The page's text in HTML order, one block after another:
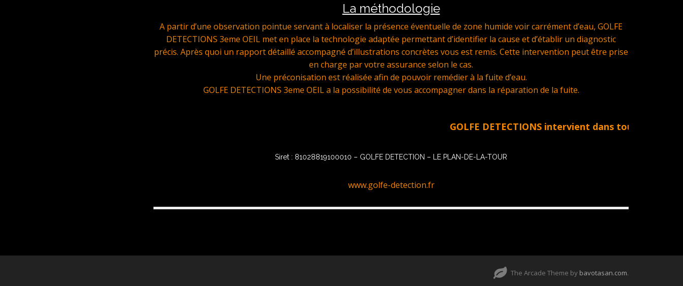
La méthodologie
A partir d’une observation pointue servant à localiser la présence éventuelle de zone humide voir carrément d’eau, GOLFE
DETECTIONS 3eme OEIL met en place la technologie adaptée permettant d’identifier la cause et d’établir un diagnostic
précis. Après quoi un rapport détaillé accompagné d’illustrations concrètes vous est remis. Cette intervention peut être prise
en charge par votre assurance selon le cas.
Une préconisation est réalisée afin de pouvoir remédier à la fuite d’eau.
GOLFE DETECTIONS 3eme OEIL a la possibilité de vous accompagner dans la réparation de la fuite.
GOLFE DETECTIONS intervient dans tout le Golfe de
Siret : 81028819100010 – GOLFE DETECTION – LE PLAN-DE-LA-TOUR
www.golfe-detection.fr
The Arcade Theme by bavotasan.com.